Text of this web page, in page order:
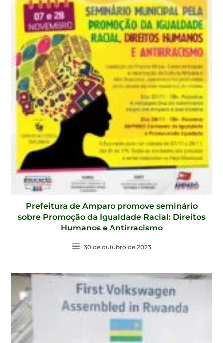
Prefeitura de Amparo promove seminário
sobre Promoção da Igualdade Racial: Direitos
Humanos e Antirracismo
30 de outubro de 2023